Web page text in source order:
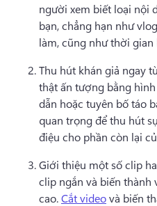
người xem biết loại nội
bạn, chẳng hạn như
làm, cũng như thời
Thu hút khán giả ngay
thật ấn tượng bằng
dẫn hoặc tuyên bố táo
quan trọng để thu hút
điệu cho phần còn lại
Giới thiệu một số clip
clip ngắn và biến
cao. Cắt video và biến